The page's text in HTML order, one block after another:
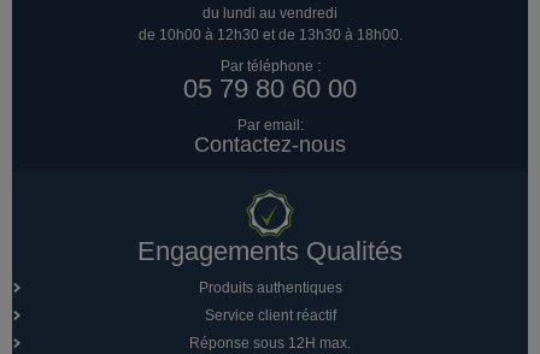
du lundi au vendredi
de 10h00 à 12h30 et de 13h30 à 18h00.
Par téléphone :
05 79 80 60 00
Par email:
Contactez-nous
Engagements Qualités
Produits authentiques
Service client réactif
Réponse sous 12H max.